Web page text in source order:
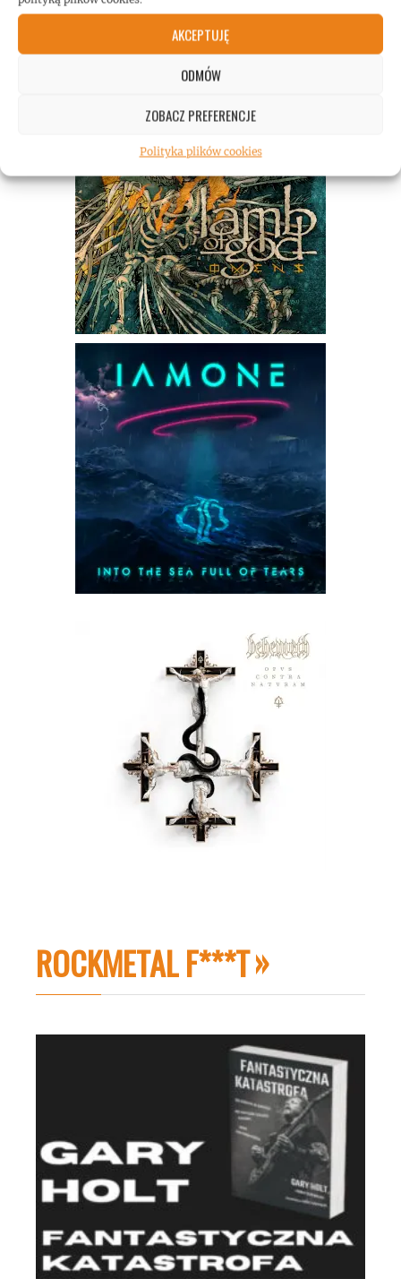
AKCEPTUJĘ
ODMÓW
ZOBACZ PREFERENCJE
Polityka plików cookies
ROCKMETAL F***T